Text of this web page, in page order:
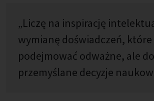
„Liczę na inspirację
wymianę doświadczeń,
podejmować odważne, ale
przemyślane decyzje